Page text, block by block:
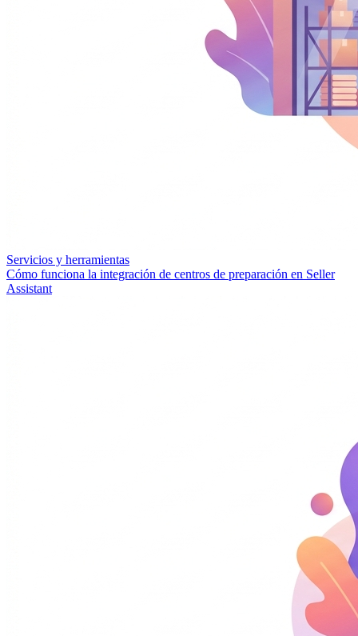
Servicios y herramientas
Cómo funciona la integración de centros de preparación en Seller
Assistant